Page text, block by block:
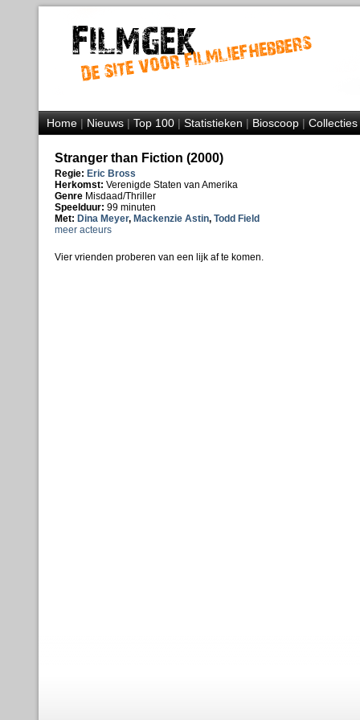
Home|Nieuws|Top 100|Statistieken|Bioscoop|Collecties
Stranger than Fiction (2000)
Regie: Eric Bross
Herkomst: Verenigde Staten van Amerika
Genre Misdaad/Thriller
Speelduur: 99 minuten
Met: Dina Meyer, Mackenzie Astin, Todd Field
meer acteurs
Vier vrienden proberen van een lijk af te komen.